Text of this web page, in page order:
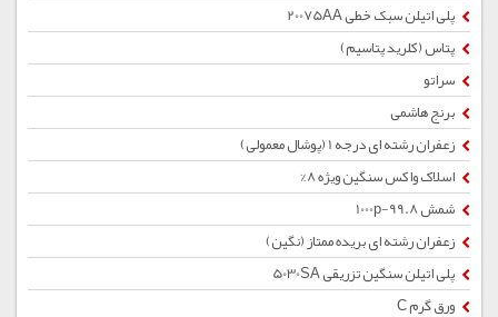
پلی اتیلن سبک خطی 20075AA
پتاس (کلرید پتاسیم)
سراتو
برنج هاشمی
زعفران رشته ای درجه 1 (پوشال معمولی)
اسلاک واکس سنگین ویژه 8%
شمش 1000p-99.8
زعفران رشته ای بریده ممتاز (نگین)
پلی اتیلن سنگین تزریقی 5030SA
ورق گرم C